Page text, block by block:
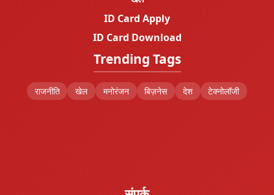
ID Card Apply
ID Card Download
Trending Tags
राजनीति खेल मनोरंजन बिज़नेस देश टेक्नोलॉजी